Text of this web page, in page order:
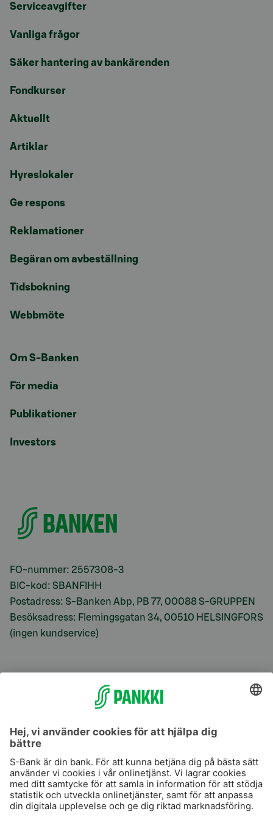
Serviceavgifter
Vanliga frågor
Säker hantering av bankärenden
Fondkurser
Aktuellt
Artiklar
Hyreslokaler
Ge respons
Reklamationer
Begäran om avbeställning
Tidsbokning
Webbmöte
Om S-Banken
För media
Publikationer
Investors
FO-nummer: 2557308-3
BIC-kod: SBANFIHH
Postadress: S-Banken Abp, PB 77, 00088 S-GRUPPEN
Besöksadress: Flemingsgatan 34, 00510 HELSINGFORS
(ingen kundservice)
S-Prime